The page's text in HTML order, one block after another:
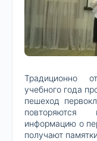
Традиционно
учебного года
пешеход
повторяются
информацию о
получают